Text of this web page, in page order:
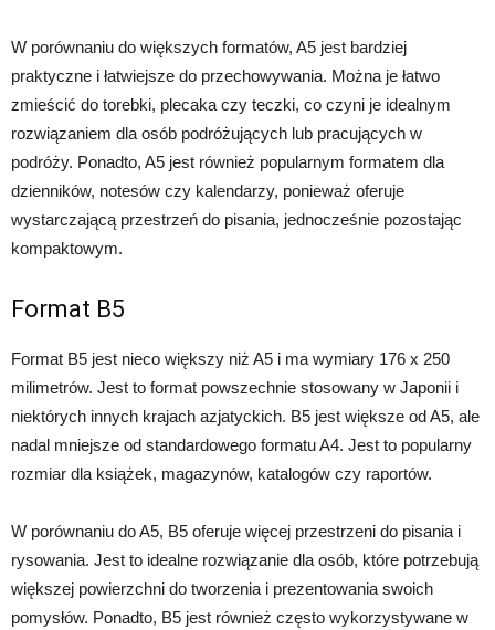
W porównaniu do większych formatów, A5 jest bardziej
praktyczne i łatwiejsze do przechowywania. Można je łatwo
zmieścić do torebki, plecaka czy teczki, co czyni je idealnym
rozwiązaniem dla osób podróżujących lub pracujących w
podróży. Ponadto, A5 jest również popularnym formatem dla
dzienników, notesów czy kalendarzy, ponieważ oferuje
wystarczającą przestrzeń do pisania, jednocześnie pozostając
kompaktowym.
Format B5
Format B5 jest nieco większy niż A5 i ma wymiary 176 x 250
milimetrów. Jest to format powszechnie stosowany w Japonii i
niektórych innych krajach azjatyckich. B5 jest większe od A5, ale
nadal mniejsze od standardowego formatu A4. Jest to popularny
rozmiar dla książek, magazynów, katalogów czy raportów.
W porównaniu do A5, B5 oferuje więcej przestrzeni do pisania i
rysowania. Jest to idealne rozwiązanie dla osób, które potrzebują
większej powierzchni do tworzenia i prezentowania swoich
pomysłów. Ponadto, B5 jest również często wykorzystywane w